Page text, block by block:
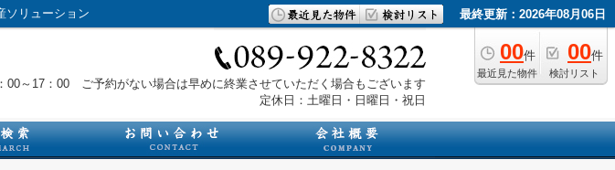
ソリューション 最終更新：2026年08月06日
00件
最近見た物件
00件
検討リスト
00～17：00 ご予約がない場合は早めに終業させていただく場合もございます
定休日：土曜日・日曜日・祝日